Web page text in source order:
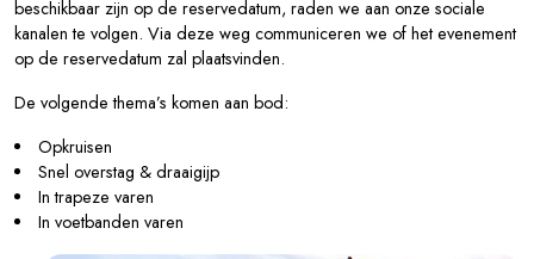
beschikbaar zijn op de reservedatum, raden we aan onze sociale
kanalen te volgen. Via deze weg communiceren we of het evenement
op de reservedatum zal plaatsvinden.
De volgende thema’s komen aan bod:
Opkruisen
Snel overstag & draaigijp
In trapeze varen
In voetbanden varen